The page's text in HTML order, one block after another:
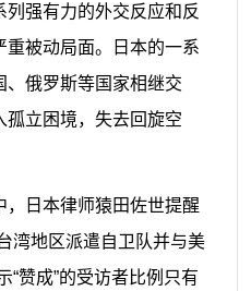
强有力的外交反应和反
被动局面。日本的一系
、俄罗斯等国家相继交
孤立困境，失去回旋空
，日本律师猿田佐世提醒
湾地区派遣自卫队并与美
“赞成”的受访者比例只有